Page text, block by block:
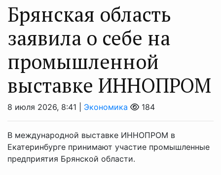
Брянская область
заявила о себе на
промышленной
выставке ИННОПРОМ
8 июля 2026, 8:41 | Экономика 184
В международной выставке ИННОПРОМ в
Екатеринбурге принимают участие промышленные
предприятия Брянской области.